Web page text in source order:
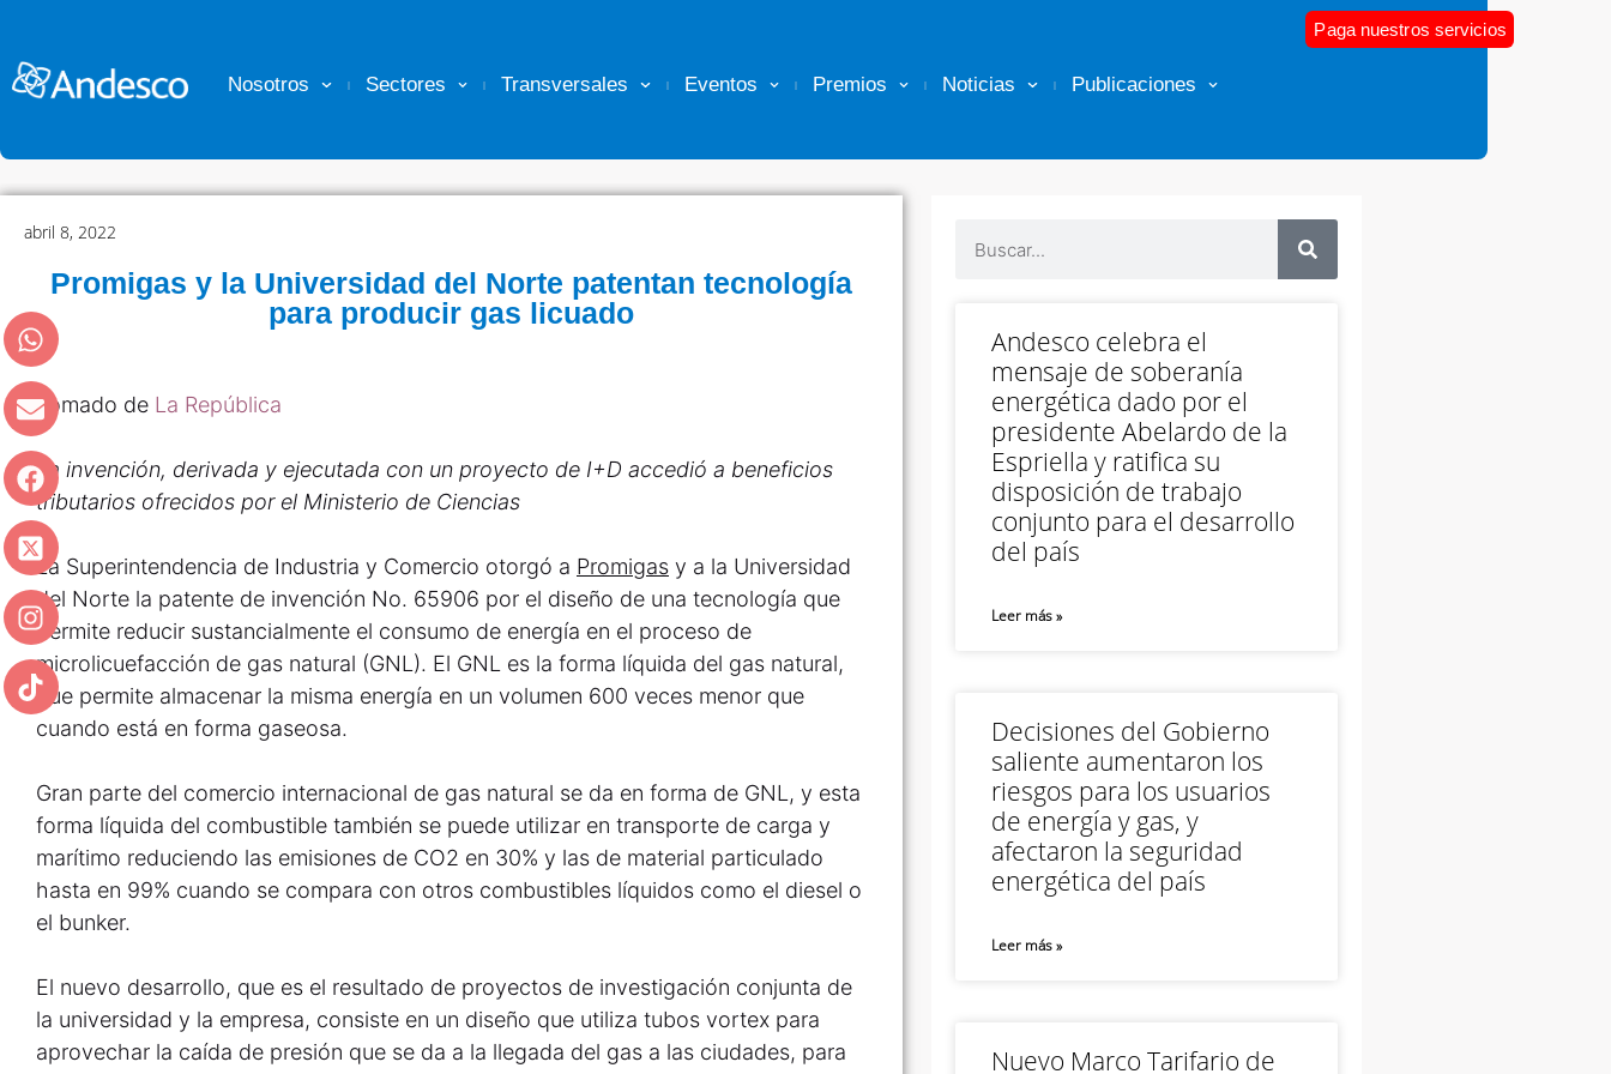
Nosotros Sectores Transversales Eventos Premios Noticias Publicaciones
Paga nuestros servicios
abril 8, 2022
Promigas y la Universidad del Norte patentan tecnología
para producir gas licuado
Tomado de La República
La invención, derivada y ejecutada con un proyecto de I+D accedió a beneficios
tributarios ofrecidos por el Ministerio de Ciencias
La Superintendencia de Industria y Comercio otorgó a Promigas y a la Universidad
del Norte la patente de invención No. 65906 por el diseño de una tecnología que
permite reducir sustancialmente el consumo de energía en el proceso de
microlicuefacción de gas natural (GNL). El GNL es la forma líquida del gas natural,
que permite almacenar la misma energía en un volumen 600 veces menor que
cuando está en forma gaseosa.
Gran parte del comercio internacional de gas natural se da en forma de GNL, y esta
forma líquida del combustible también se puede utilizar en transporte de carga y
marítimo reduciendo las emisiones de CO2 en 30% y las de material particulado
hasta en 99% cuando se compara con otros combustibles líquidos como el diesel o
el bunker.
El nuevo desarrollo, que es el resultado de proyectos de investigación conjunta de
la universidad y la empresa, consiste en un diseño que utiliza tubos vortex para
aprovechar la caída de presión que se da a la llegada del gas a las ciudades, para
Andesco celebra el
mensaje de soberanía
energética dado por el
presidente Abelardo de la
Espriella y ratifica su
disposición de trabajo
conjunto para el desarrollo
del país
Leer más »
Decisiones del Gobierno
saliente aumentaron los
riesgos para los usuarios
de energía y gas, y
afectaron la seguridad
energética del país
Leer más »
Nuevo Marco Tarifario de